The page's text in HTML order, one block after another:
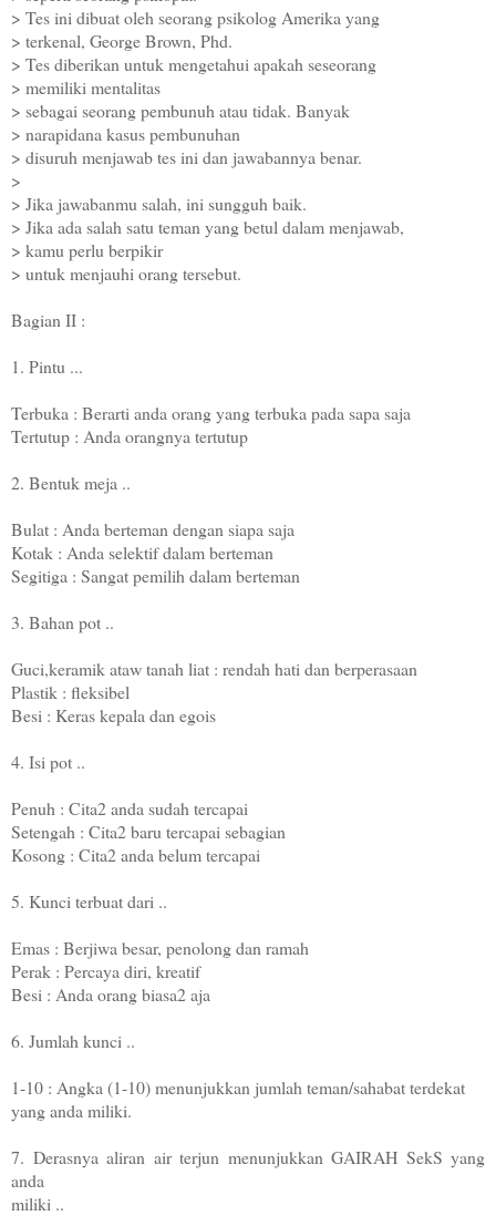
> Tes ini dibuat oleh seorang psikolog Amerika yang
> terkenal, George Brown, Phd.
> Tes diberikan untuk mengetahui apakah seseorang
> memiliki mentalitas
> sebagai seorang pembunuh atau tidak. Banyak
> narapidana kasus pembunuhan
> disuruh menjawab tes ini dan jawabannya benar.
>
> Jika jawabanmu salah, ini sungguh baik.
> Jika ada salah satu teman yang betul dalam menjawab,
> kamu perlu berpikir
> untuk menjauhi orang tersebut.
Bagian II :
1. Pintu ...
Terbuka : Berarti anda orang yang terbuka pada sapa saja
Tertutup : Anda orangnya tertutup
2. Bentuk meja ..
Bulat : Anda berteman dengan siapa saja
Kotak : Anda selektif dalam berteman
Segitiga : Sangat pemilih dalam berteman
3. Bahan pot ..
Guci,keramik ataw tanah liat : rendah hati dan berperasaan
Plastik : fleksibel
Besi : Keras kepala dan egois
4. Isi pot ..
Penuh : Cita2 anda sudah tercapai
Setengah : Cita2 baru tercapai sebagian
Kosong : Cita2 anda belum tercapai
5. Kunci terbuat dari ..
Emas : Berjiwa besar, penolong dan ramah
Perak : Percaya diri, kreatif
Besi : Anda orang biasa2 aja
6. Jumlah kunci ..
1-10 : Angka (1-10) menunjukkan jumlah teman/sahabat terdekat
yang anda miliki.
7. Derasnya aliran air terjun menunjukkan GAIRAH SekS yang
anda
miliki ..